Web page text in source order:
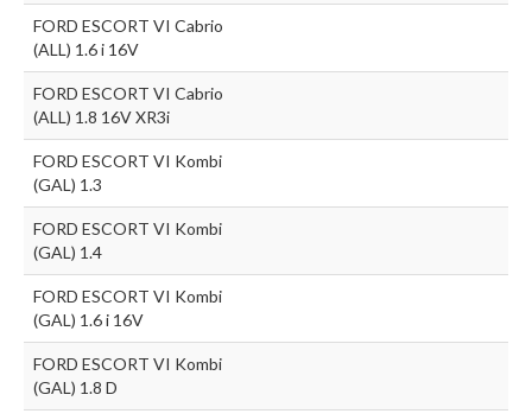
FORD ESCORT VI Cabrio
(ALL) 1.6 i 16V
FORD ESCORT VI Cabrio
(ALL) 1.8 16V XR3i
FORD ESCORT VI Kombi
(GAL) 1.3
FORD ESCORT VI Kombi
(GAL) 1.4
FORD ESCORT VI Kombi
(GAL) 1.6 i 16V
FORD ESCORT VI Kombi
(GAL) 1.8 D